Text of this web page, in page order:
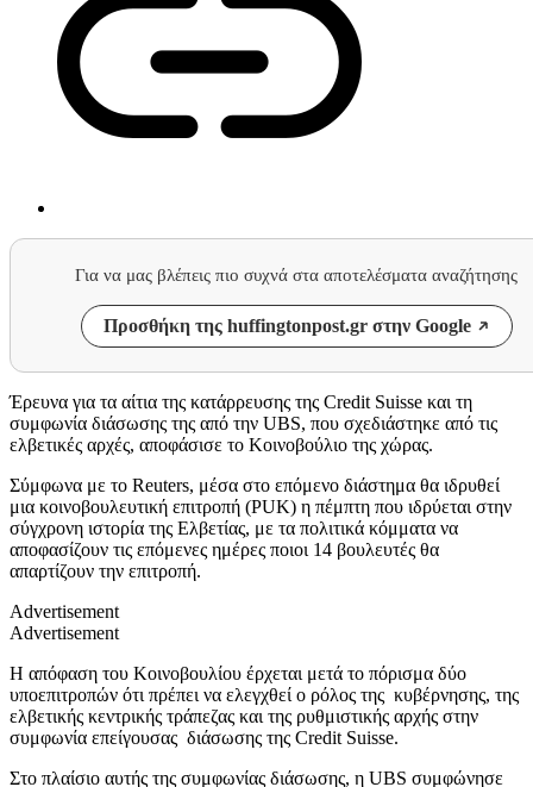
Για να μας βλέπεις πιο συχνά στα αποτελέσματα αναζήτησης
Προσθήκη της huffingtonpost.gr στην Google
Έρευνα για τα αίτια της κατάρρευσης της Credit Suisse και τη
συμφωνία διάσωσης της από την UBS, που σχεδιάστηκε από τις
ελβετικές αρχές, αποφάσισε το Κοινοβούλιο της χώρας.
Σύμφωνα με το Reuters, μέσα στο επόμενο διάστημα θα ιδρυθεί
μια κοινοβουλευτική επιτροπή (PUK) η πέμπτη που ιδρύεται στην
σύγχρονη ιστορία της Ελβετίας, με τα πολιτικά κόμματα να
αποφασίζουν τις επόμενες ημέρες ποιοι 14 βουλευτές θα
απαρτίζουν την επιτροπή.
Advertisement
Advertisement
Η απόφαση του Κοινοβουλίου έρχεται μετά το πόρισμα δύο
υποεπιτροπών ότι πρέπει να ελεγχθεί ο ρόλος της κυβέρνησης, της
ελβετικής κεντρικής τράπεζας και της ρυθμιστικής αρχής στην
συμφωνία επείγουσας διάσωσης της Credit Suisse.
Στο πλαίσιο αυτής της συμφωνίας διάσωσης, η UBS συμφώνησε